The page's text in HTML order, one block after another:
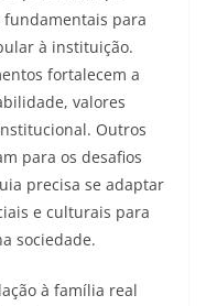
fundamentais para
à instituição.
fortalecem a
valores
Outros
para os desafios
precisa se adaptar
e culturais para
sociedade.
à família real